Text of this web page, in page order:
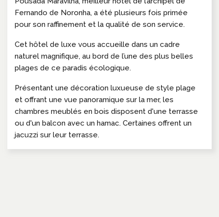
Fernando de Noronha, a été plusieurs fois primée
pour son raffinement et la qualité de son service.
Cet hôtel de luxe vous accueille dans un cadre
naturel magnifique, au bord de l’une des plus belles
plages de ce paradis écologique.
Présentant une décoration luxueuse de style plage
et offrant une vue panoramique sur la mer, les
chambres meublés en bois disposent d'une terrasse
ou d'un balcon avec un hamac. Certaines offrent un
jacuzzi sur leur terrasse.